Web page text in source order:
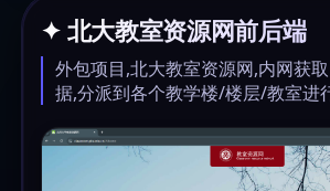
✦ 北大教室资源网前后端
外包项目,北大教室资源网,内网获
据,分派到各个教学楼/楼层/教室进